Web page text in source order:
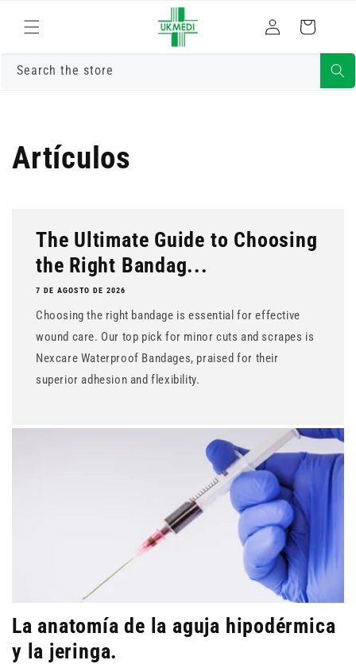
directamente
al contenido
sesión
Carrito
Search the store
Artículos
The Ultimate Guide to Choosing
the Right Bandag...
7 DE AGOSTO DE 2026
Choosing the right bandage is essential for effective
wound care. Our top pick for minor cuts and scrapes is
Nexcare Waterproof Bandages, praised for their
superior adhesion and flexibility.
La anatomía de la aguja hipodérmica
y la jeringa.